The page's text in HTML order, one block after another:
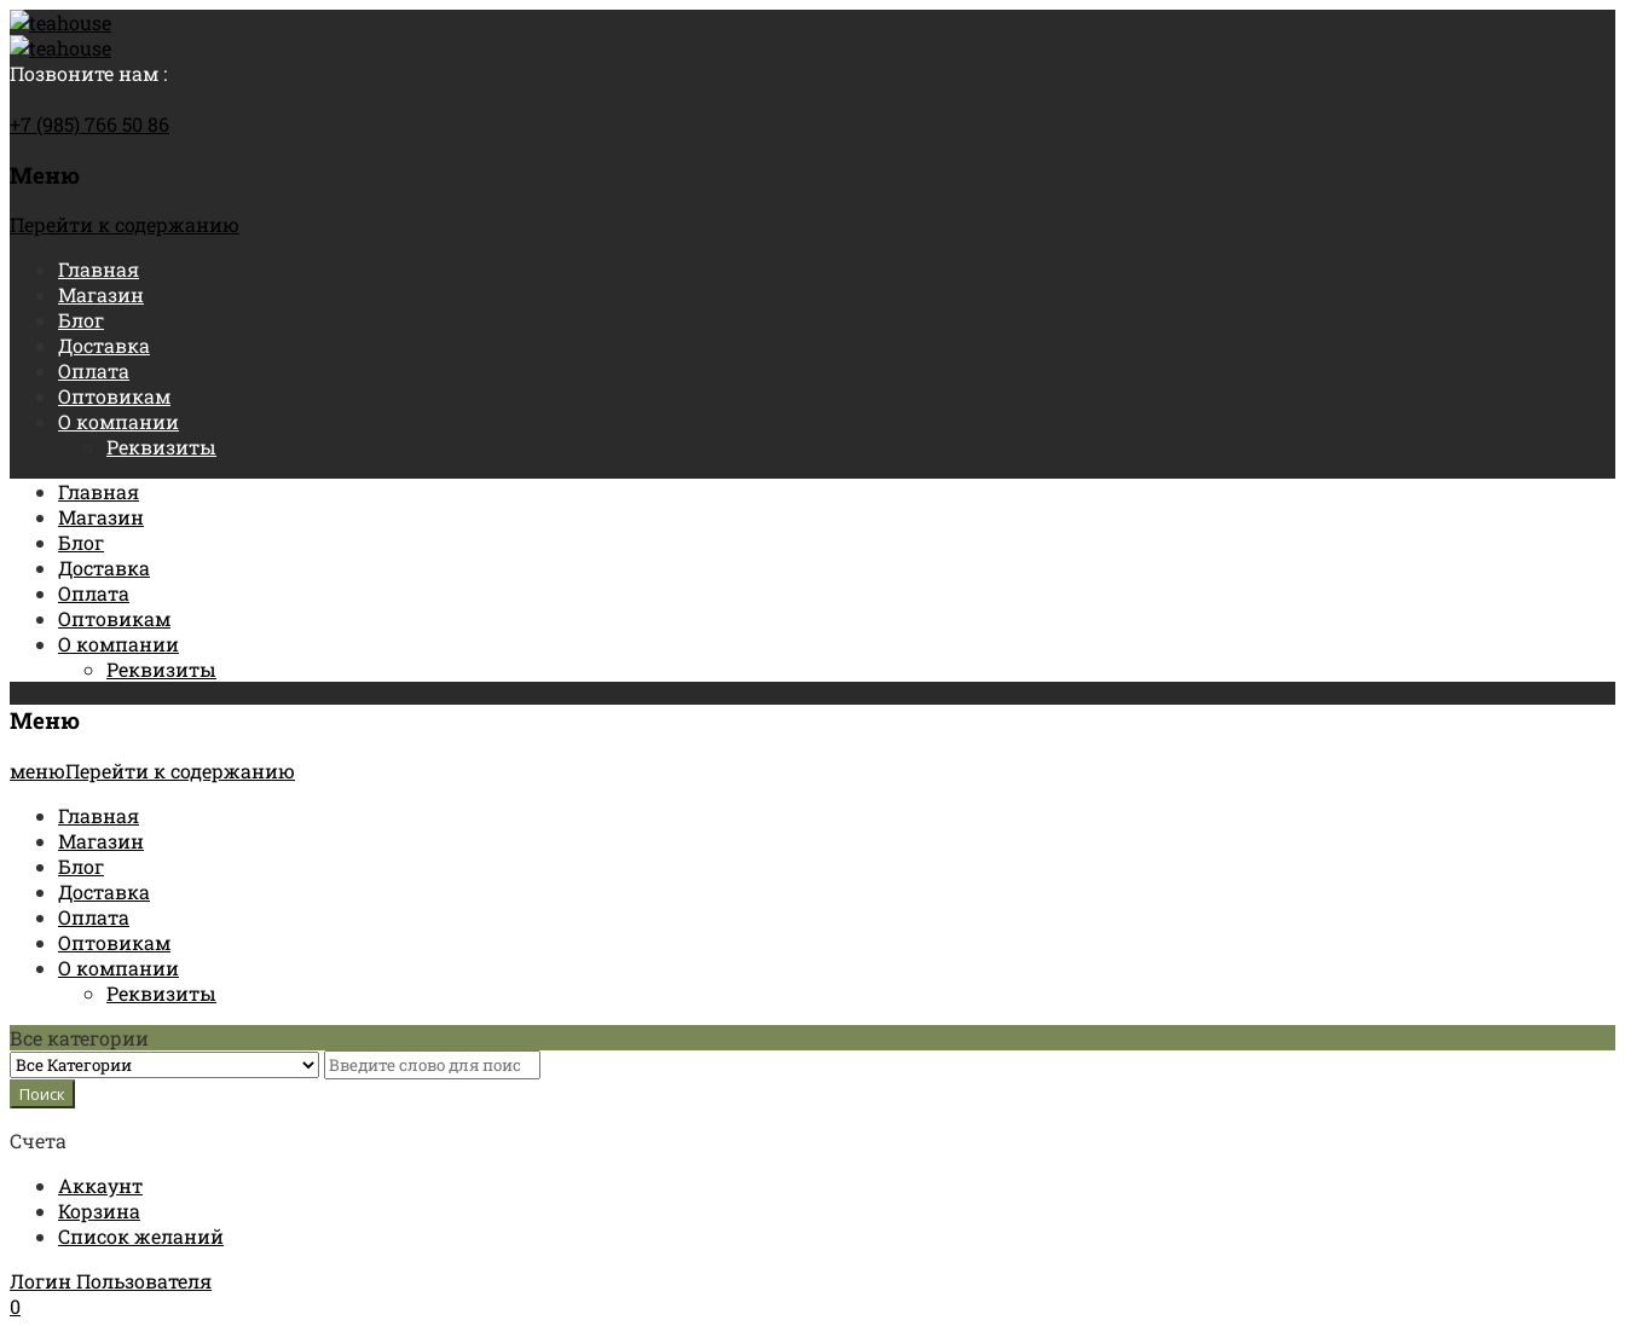
Позвоните нам :
+7 (985) 766 50 86
Меню
Перейти к содержанию
Главная
Магазин
Блог
Доставка
Оплата
Оптовикам
О компании
Реквизиты
Главная
Магазин
Блог
Доставка
Оплата
Оптовикам
О компании
Реквизиты
Меню
менюПерейти к содержанию
Главная
Магазин
Блог
Доставка
Оплата
Оптовикам
О компании
Реквизиты
Все категории
Счета
Аккаунт
Корзина
Список желаний
Логин Пользователя
0